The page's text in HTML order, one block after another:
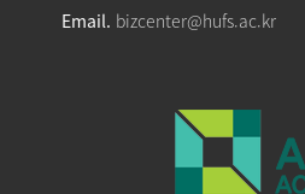
Email. bizcenter@hufs.ac.kr